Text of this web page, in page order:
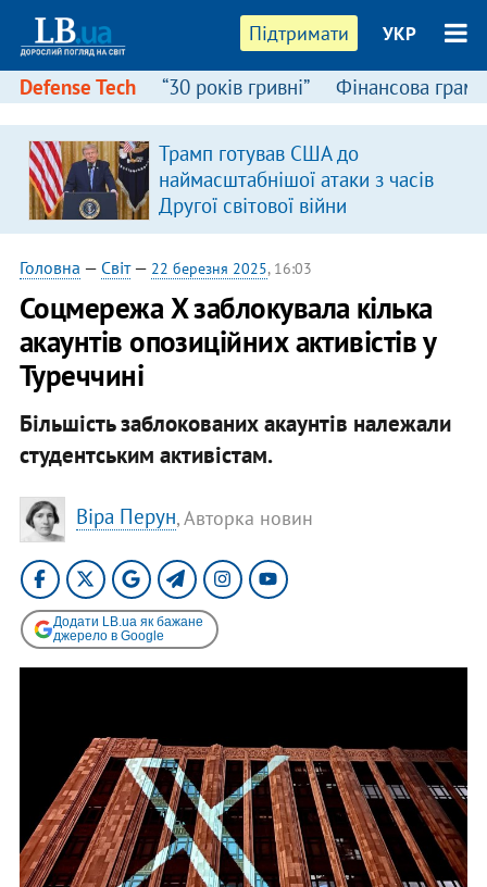
Підтримати УКР
Defense Tech “30 років гривні” Фінансова
Трамп готував США до
наймасштабнішої атаки з часів
Другої світової війни
Головна — Світ— 22 березня 2025, 16:03
Соцмережа X заблокувала кілька
акаунтів опозиційних активістів у
Туреччині
Більшість заблокованих акаунтів належали
студентським активістам.
Віра Перун, Авторка новин
Додати LB.ua як бажане
джерело в Google